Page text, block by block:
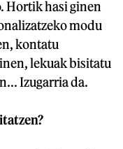
Hortik hasi ginen
modu
kontatu
lekuak bisitatu
Izugarria da.